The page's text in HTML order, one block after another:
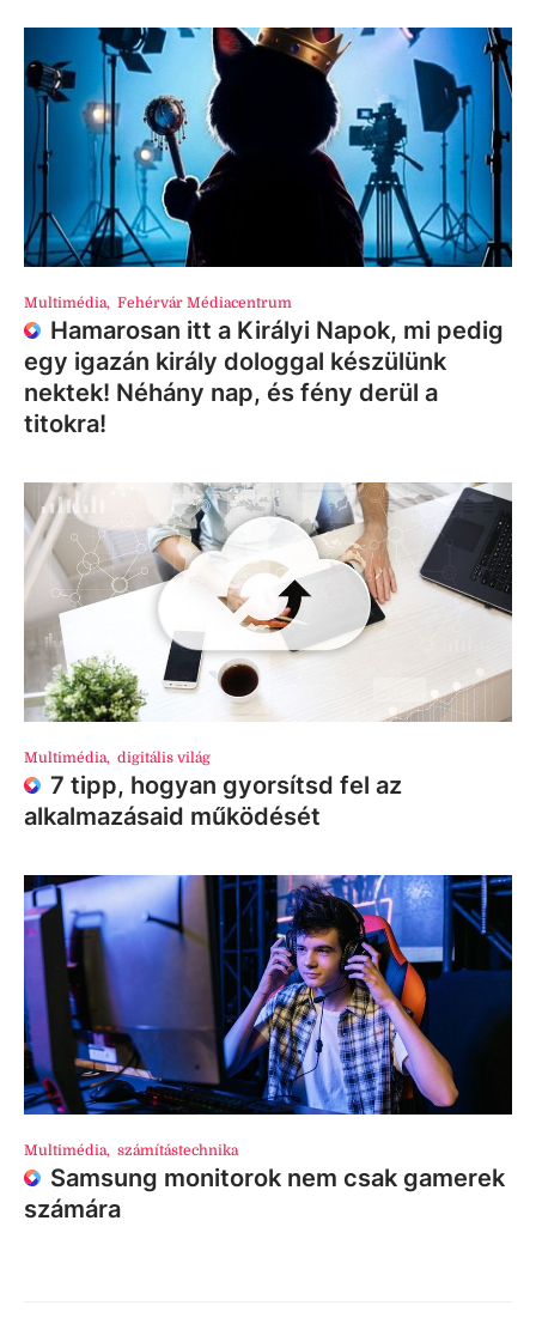
Multimédia, Fehérvár Médiacentrum
Hamarosan itt a Királyi Napok, mi pedig
egy igazán király dologgal készülünk
nektek! Néhány nap, és fény derül a
titokra!
Multimédia, digitális világ
7 tipp, hogyan gyorsítsd fel az
alkalmazásaid működését
Multimédia, számítástechnika
Samsung monitorok nem csak gamerek
számára